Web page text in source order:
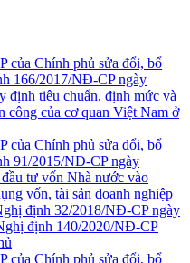
của Chính phủ sửa đổi, bổ
166/2017/NĐ-CP ngày
định tiêu chuẩn, định mức và
công của cơ quan Việt Nam ở
của Chính phủ sửa đổi, bổ
91/2015/NĐ-CP ngày
tư vốn Nhà nước vào
vốn, tài sản doanh nghiệp
định 32/2018/NĐ-CP ngày
định 140/2020/NĐ-CP
của Chính phủ sửa đổi, bổ